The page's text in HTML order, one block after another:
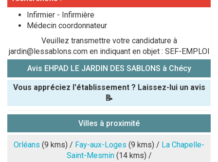
Infirmier - Infirmière
Médecin coordonnateur
Veuillez transmettre votre candidature à
jardin@lessablons.com en indiquant en objet : SEF-EMPLOI
Avis EHPAD LE JARDIN DES SABLONS à Chécy
Vous appréciez l'établissement ? Laissez-lui un avis
📝
Note que vous souhaitez attribuer :
Villes à proximité
Orléans (9 kms) / Fay-aux-Loges (9 kms) / La Chapelle-
Saint-Mesmin(14 kms) /